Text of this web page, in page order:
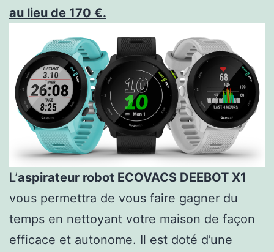
au lieu de 170 €.
L’aspirateur robot ECOVACS DEEBOT X1
vous permettra de vous faire gagner du
temps en nettoyant votre maison de façon
efficace et autonome. Il est doté d’une